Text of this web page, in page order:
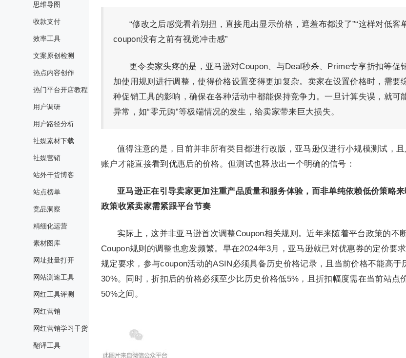
思维导图
收款支付
效率工具
文案原创检测
热点内容创作
热门平台开店教程
用户调研
用户路径分析
社媒素材下载
社媒营销
站外干货博客
站点榜单
竞品洞察
精细化运营
素材图库
网址批量打开
网站测速工具
网红工具评测
网红营销
网红营销学习干货
翻译工具
“修改之后感觉看着别扭，直接甩出显示价格，遮羞布都没了”“这样对低客
coupon没有之前有视觉冲击感”
更令卖家头疼的是，亚马逊对Coupon、与Deal秒杀、Prime专享折扣等促
加使用规则进行调整，使得价格设置变得更加复杂。卖家在设置价格时，需要
种促销工具的影响，确保在各种活动中都能保持竞争力。一旦计算失误，就可
异常，如“零元购”等极端情况的发生，给卖家带来巨大损失。
值得注意的是，目前并非所有类目都进行改版，亚马逊仅进行小规模测试，
账户才能直接看到优惠后的价格。但测试也释放出一个明确的信号：
亚马逊正在引导卖家更加注重产品质量和服务体验，而非单纯依赖低价策略来
政策收紧卖家需紧跟平台节奏
实际上，这并非亚马逊首次调整Coupon相关规则。近年来随着平台政策的不
Coupon规则的调整也愈发频繁。早在2024年3月，亚马逊就已对优惠券的定价要
规定要求，参与coupon活动的ASIN必须具备历史价格记录，且当前价格不能高于
30%。同时，折扣后的价格必须至少比历史价格低5%，且折扣幅度需在当前站点
50%之间。